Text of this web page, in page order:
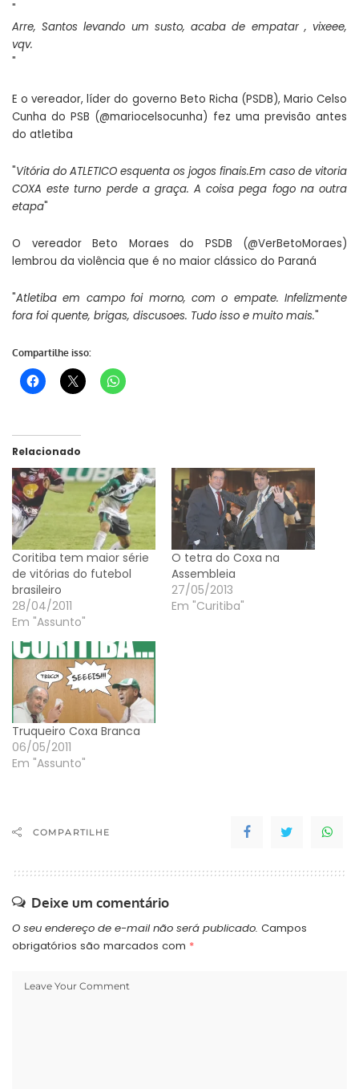
"
Arre, Santos levando um susto, acaba de empatar , vixeee,
vqv.
"
E o vereador, líder do governo Beto Richa (PSDB), Mario Celso
Cunha do PSB (@mariocelsocunha) fez uma previsão antes
do atletiba
"Vitória do ATLETICO esquenta os jogos finais.Em caso de vitoria
COXA este turno perde a graça. A coisa pega fogo na outra
etapa"
O vereador Beto Moraes do PSDB (@VerBetoMoraes)
lembrou da violência que é no maior clássico do Paraná
"Atletiba em campo foi morno, com o empate. Infelizmente
fora foi quente, brigas, discusoes. Tudo isso e muito mais."
Compartilhe isso:
Relacionado
Coritiba tem maior série
de vitórias do futebol
brasileiro
28/04/2011
Em "Assunto"
O tetra do Coxa na
Assembleia
27/05/2013
Em "Curitiba"
Truqueiro Coxa Branca
06/05/2011
Em "Assunto"
COMPARTILHE
Deixe um comentário
O seu endereço de e-mail não será publicado. Campos
obrigatórios são marcados com *